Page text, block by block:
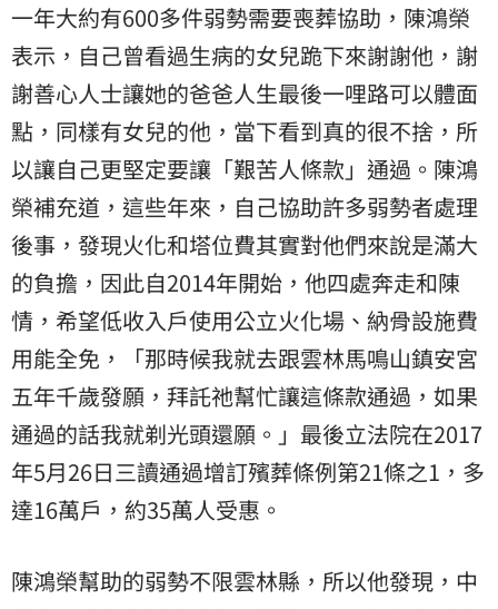
一年大約有600多件弱勢需要喪葬協助，陳鴻榮
表示，自己曾看過生病的女兒跪下來謝謝他，謝
謝善心人士讓她的爸爸人生最後一哩路可以體面
點，同樣有女兒的他，當下看到真的很不捨，所
以讓自己更堅定要讓「艱苦人條款」通過。陳鴻
榮補充道，這些年來，自己協助許多弱勢者處理
後事，發現火化和塔位費其實對他們來說是滿大
的負擔，因此自2014年開始，他四處奔走和陳
情，希望低收入戶使用公立火化場、納骨設施費
用能全免，「那時候我就去跟雲林馬鳴山鎮安宮
五年千歲發願，拜託祂幫忙讓這條款通過，如果
通過的話我就剃光頭還願。」最後立法院在2017
年5月26日三讀通過增訂殯葬條例第21條之1，多
達16萬戶，約35萬人受惠。
陳鴻榮幫助的弱勢不限雲林縣，所以他發現，中